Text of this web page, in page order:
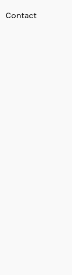
Contact